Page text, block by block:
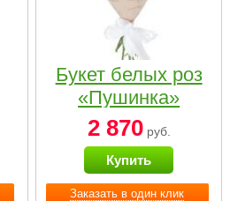
Заказать в один клик
Букет белых роз
«Пушинка»
2 870руб.
Купить